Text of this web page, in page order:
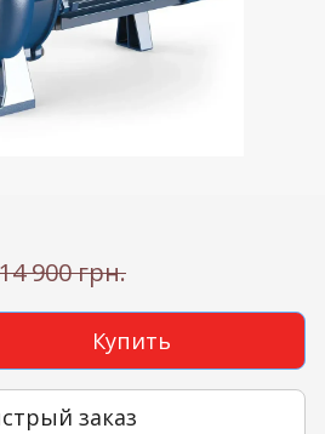
14 900 грн.
Купить
заказ